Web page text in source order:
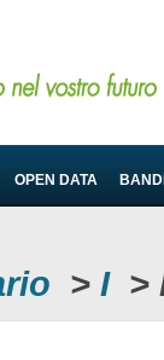
OPEN DATA
> I>